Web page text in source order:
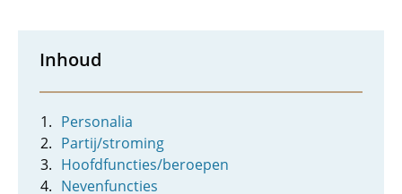
Inhoud
Personalia
Partij/stroming
Hoofdfuncties/beroepen
Nevenfuncties